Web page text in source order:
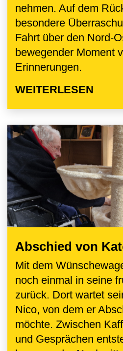
nehmen. Auf dem
besondere
Fahrt über den Nord-
bewegender Moment
Erinnerungen.
WEITERLESEN
Abschied von
Mit dem
noch einmal in seine
zurück. Dort wartet
Nico, von dem er
möchte. Zwischen
und Gesprächen